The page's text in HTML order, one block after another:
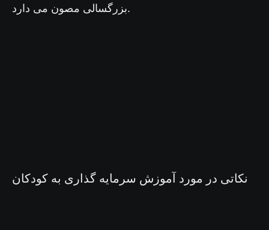
بزرگسالی مصون می دارد.
نکاتی در مورد آموزش سرمایه گذاری به کودکان